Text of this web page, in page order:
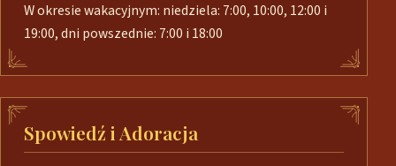
W okresie wakacyjnym: niedziela: 7:00, 10:00, 12:00 i
19:00, dni powszednie: 7:00 i 18:00
Spowiedź i Adoracja